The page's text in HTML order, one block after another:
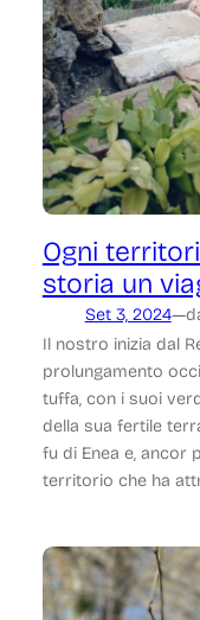
Ogni
storia un
Set 3, 2024—
Il nostro inizia dal
prolungamento
tuffa, con i suoi
della sua fertile
fu di Enea e, ancor
territorio che ha